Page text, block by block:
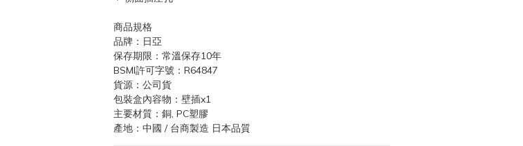
商品規格
品牌：日亞
保存期限：常溫保存10年
BSMI許可字號：R64847
貨源：公司貨
包裝盒內容物：壁插x1
主要材質：銅, PC塑膠
產地：中國 / 台商製造 日本品質